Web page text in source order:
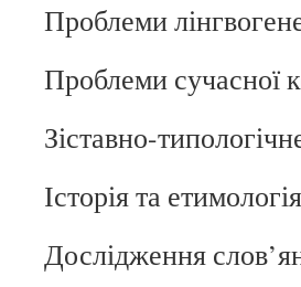
Проблеми
Проблеми сучасної
Зіставно-
Історія та
Дослідження